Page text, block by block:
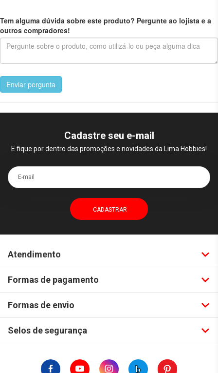
Tem alguma dúvida sobre este produto? Pergunte ao lojista e a
outros compradores!
Enviar pergunta
Cadastre seu e-mail
E fique por dentro das promoções e novidades da Lima Hobbies!
E-mail
Atendimento
Formas de pagamento
Formas de envio
Selos de segurança